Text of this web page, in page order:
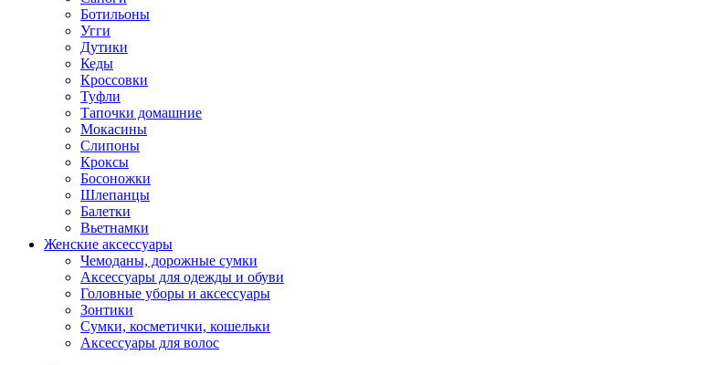
Ботильоны
Угги
Дутики
Кеды
Кроссовки
Туфли
Тапочки домашние
Мокасины
Слипоны
Кроксы
Босоножки
Шлепанцы
Балетки
Вьетнамки
Женские аксессуары
Чемоданы, дорожные сумки
Аксессуары для одежды и обуви
Головные уборы и аксессуары
Зонтики
Сумки, косметички, кошельки
Аксессуары для волос